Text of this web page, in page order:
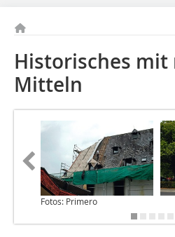
Historisches
Mitteln
Fotos: Primero